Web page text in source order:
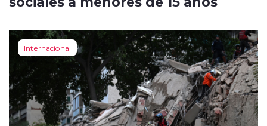
Internacional